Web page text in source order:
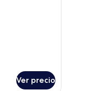
Ver precio